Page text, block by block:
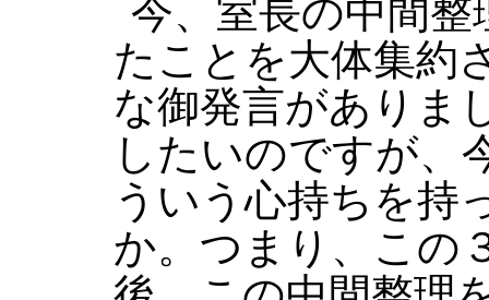
今、室長の中間
たことを大体集約
な御発言がありま
したいのですが、
ういう心持ちを持
か。つまり、この